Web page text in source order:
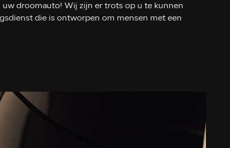
droomauto! Wij zijn er trots op u te kunnen
die is ontworpen om mensen met een